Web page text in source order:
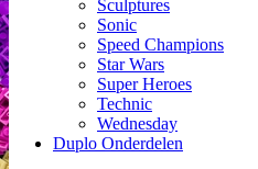
Sculptures
Sonic
Speed Champions
Star Wars
Super Heroes
Technic
Wednesday
Duplo Onderdelen